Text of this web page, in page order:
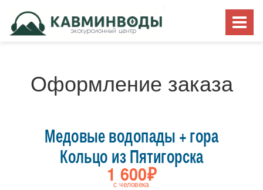
Оформление заказа
Медовые водопады + гора
Кольцо из Пятигорска
1 600₽
с человека